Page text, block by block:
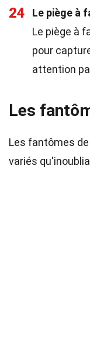
24
Le piège à
Le piège à
pour
attention
Les
Les fantômes
variés